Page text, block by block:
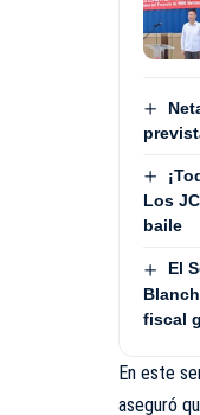
Los
baile
El
fiscal
En este
aseguró